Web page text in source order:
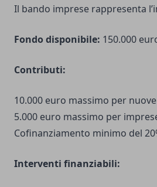
Il bando imprese rappresenta
Fondo disponibile: 150.000
Contributi:
10.000 euro massimo per
5.000 euro massimo per
Cofinanziamento minimo del
Interventi finanziabili: